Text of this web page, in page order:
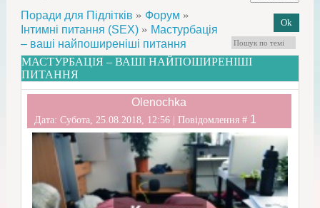
Поради для Підлітків » Форум »
Інтимні питання (SEX) » Мастурбація
– ваші найпоширеніші питання
МАСТУРБАЦІЯ – ВАШІ НАЙПОШИРЕНІШІ
ПИТАННЯ
Olenochka
Дата: Субота, 25.08.2018, 12:56 | Повідомлення # 1